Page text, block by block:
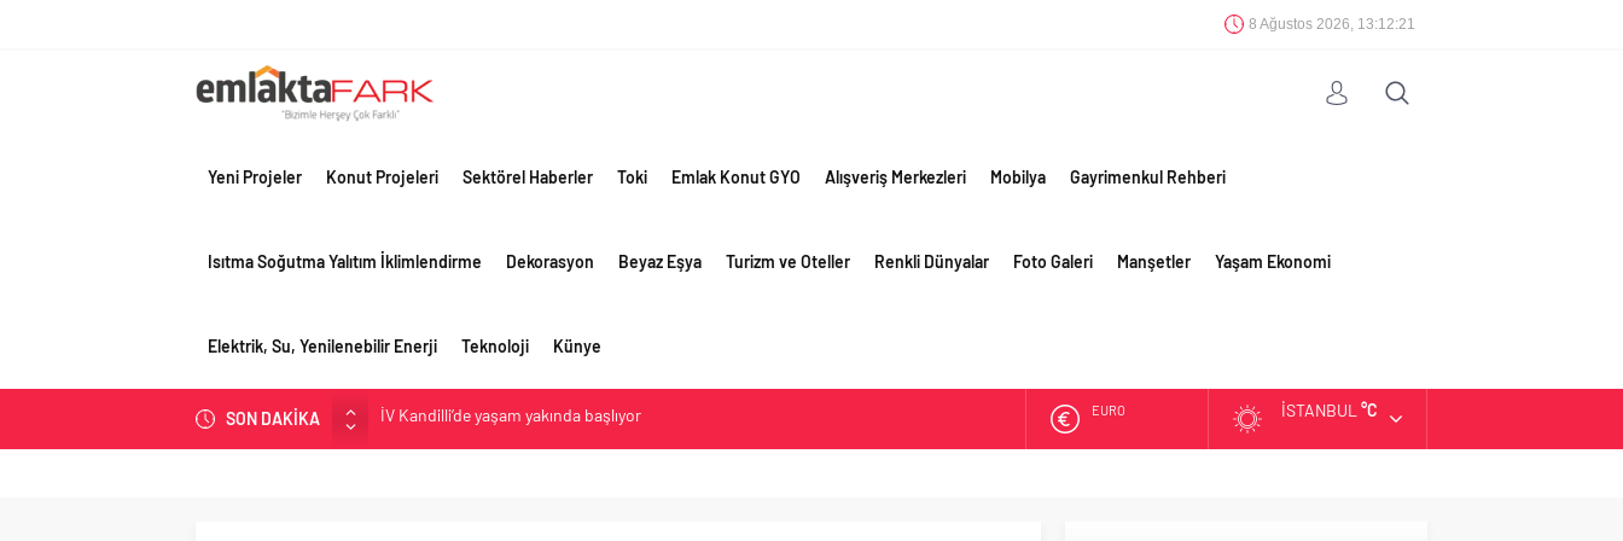
8 Ağustos 2026, 13:12:22
Yeni Projeler Konut Projeleri Sektörel Haberler Toki Emlak Konut GYO Alışveriş Merkezleri Mobilya Gayrimenkul Rehberi
Isıtma Soğutma Yalıtım İklimlendirme Dekorasyon Beyaz Eşya Turizm ve Oteller Renkli Dünyalar Foto Galeri Manşetler Yaşam Ekonomi
Elektrik, Su, Yenilenebilir Enerji Teknoloji Künye
SON DAKİKA
OYAK Çimento, jeopolitik risklere ve maliyet baskısına rağmen 2026’nın ikinci
EURO İSTANBUL °C